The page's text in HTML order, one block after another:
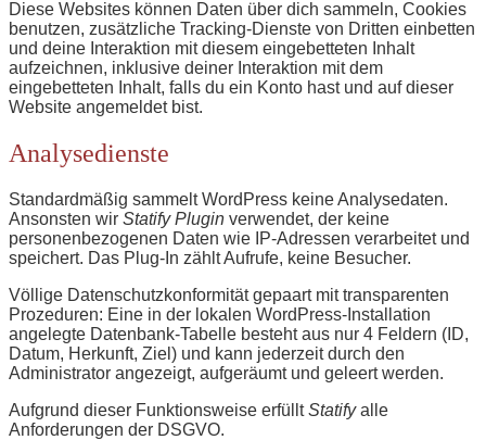
Diese Websites können Daten über dich sammeln, Cookies
benutzen, zusätzliche Tracking-Dienste von Dritten einbetten
und deine Interaktion mit diesem eingebetteten Inhalt
aufzeichnen, inklusive deiner Interaktion mit dem
eingebetteten Inhalt, falls du ein Konto hast und auf dieser
Website angemeldet bist.
Analysedienste
Standardmäßig sammelt WordPress keine Analysedaten.
Ansonsten wir Statify Plugin verwendet, der keine
personenbezogenen Daten wie IP-Adressen verarbeitet und
speichert. Das Plug-In zählt Aufrufe, keine Besucher.
Völlige Datenschutzkonformität gepaart mit transparenten
Prozeduren: Eine in der lokalen WordPress-Installation
angelegte Datenbank-Tabelle besteht aus nur 4 Feldern (ID,
Datum, Herkunft, Ziel) und kann jederzeit durch den
Administrator angezeigt, aufgeräumt und geleert werden.
Aufgrund dieser Funktionsweise erfülltStatifyalle
Anforderungen der DSGVO.